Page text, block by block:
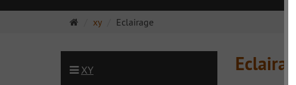
Pagexy Eclairage
Eclairage
XY